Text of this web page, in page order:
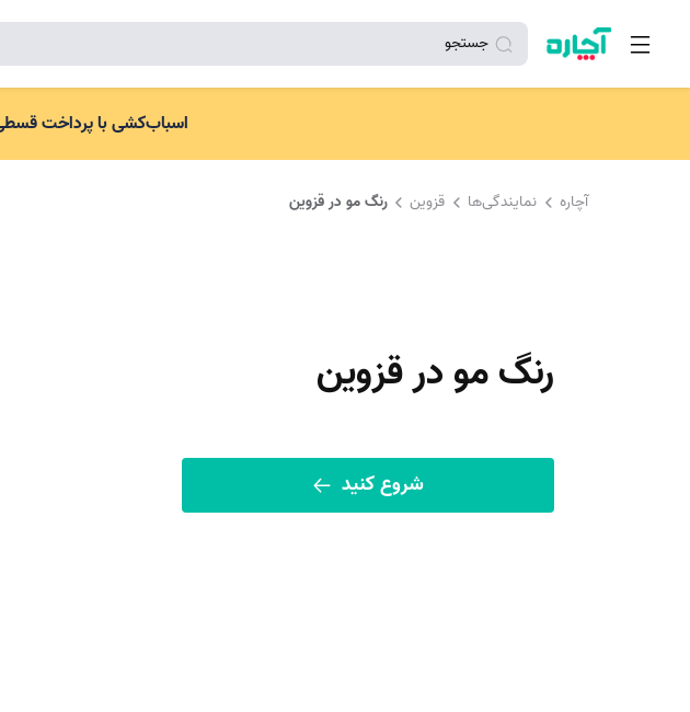
جستجو
اسباب‌کشی با پرداخت
آچاره نمایندگی‌ها قزوین رنگ مو در قزوین
رنگ مو در قزوین
شروع کنید